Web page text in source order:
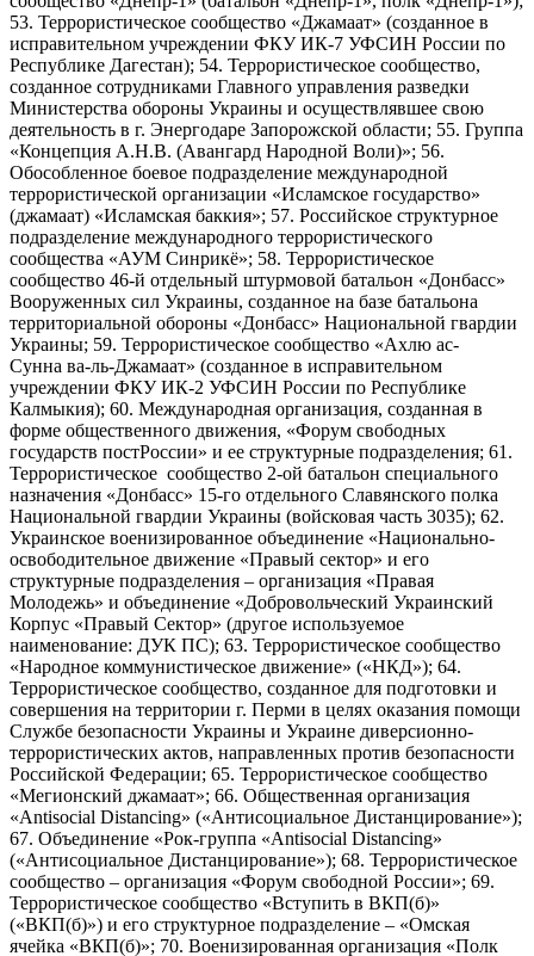
53. Террористическое сообщество «Джамаат» (созданное в
исправительном учреждении ФКУ ИК-7 УФСИН России по
Республике Дагестан); 54. Террористическое сообщество,
созданное сотрудниками Главного управления разведки
Министерства обороны Украины и осуществлявшее свою
деятельность в г. Энергодаре Запорожской области; 55. Группа
«Концепция А.Н.В. (Авангард Народной Воли)»; 56.
Обособленное боевое подразделение международной
террористической организации «Исламское государство»
(джамаат) «Исламская баккия»; 57. Российское структурное
подразделение международного террористического
сообщества «АУМ Синрикё»; 58. Террористическое
сообщество 46-й отдельный штурмовой батальон «Донбасс»
Вооруженных сил Украины, созданное на базе батальона
территориальной обороны «Донбасс» Национальной гвардии
Украины; 59. Террористическое сообщество «Ахлю ас-
Сунна ва-ль-Джамаат» (созданное в исправительном
учреждении ФКУ ИК-2 УФСИН России по Республике
Калмыкия); 60. Международная организация, созданная в
форме общественного движения, «Форум свободных
государств постРоссии» и ее структурные подразделения; 61.
Террористическое сообщество 2-ой батальон специального
назначения «Донбасс» 15-го отдельного Славянского полка
Национальной гвардии Украины (войсковая часть 3035); 62.
Украинское военизированное объединение «Национально-
освободительное движение «Правый сектор» и его
структурные подразделения – организация «Правая
Молодежь» и объединение «Добровольческий Украинский
Корпус «Правый Сектор» (другое используемое
наименование: ДУК ПС); 63. Террористическое сообщество
«Народное коммунистическое движение» («НКД»); 64.
Террористическое сообщество, созданное для подготовки и
совершения на территории г. Перми в целях оказания помощи
Службе безопасности Украины и Украине диверсионно-
террористических актов, направленных против безопасности
Российской Федерации; 65. Террористическое сообщество
«Мегионский джамаат»; 66. Общественная организация
«Antisocial Distancing» («Антисоциальное Дистанцирование»);
67. Объединение «Рок-группа «Antisocial Distancing»
(«Антисоциальное Дистанцирование»); 68. Террористическое
сообщество – организация «Форум свободной России»; 69.
Террористическое сообщество «Вступить в ВКП(б)»
(«ВКП(б)») и его структурное подразделение – «Омская
ячейка «ВКП(б)»; 70. Военизированная организация «Полк